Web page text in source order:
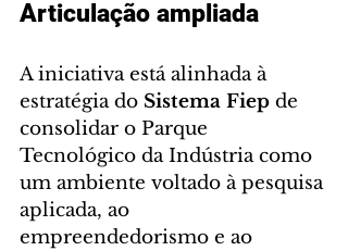
Articulação ampliada
A iniciativa está alinhada à
estratégia do Sistema Fiep de
consolidar o Parque
Tecnológico da Indústria como
um ambiente voltado à pesquisa
aplicada, ao
empreendedorismo e ao